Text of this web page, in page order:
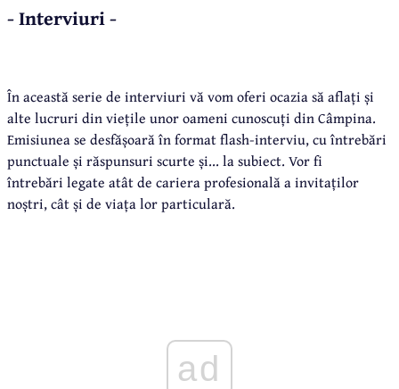
- Interviuri -
În această serie de interviuri vă vom oferi ocazia să aflați și
alte lucruri din viețile unor oameni cunoscuți din Câmpina.
Emisiunea se desfășoară în format flash-interviu, cu întrebări
punctuale și răspunsuri scurte și... la subiect. Vor fi
întrebări legate atât de cariera profesională a invitaților
noștri, cât și de viața lor particulară.
ad